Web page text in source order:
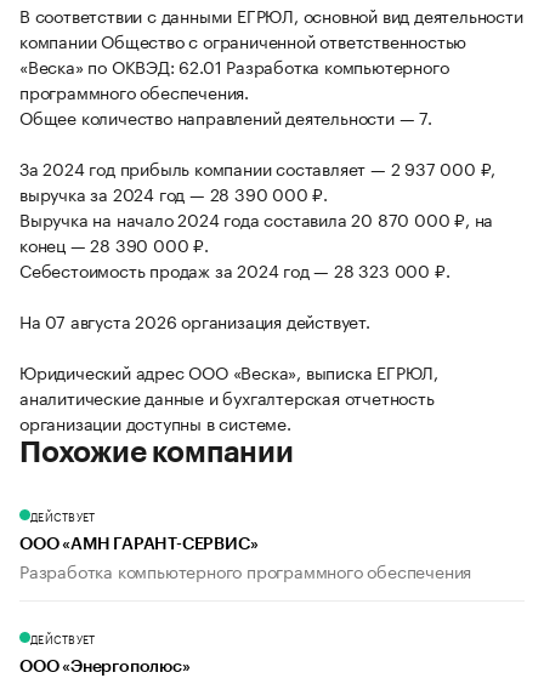
В соответствии с данными ЕГРЮЛ, основной вид деятельности
компании Общество с ограниченной ответственностью
«Веска» по ОКВЭД: 62.01 Разработка компьютерного
программного обеспечения.
Общее количество направлений деятельности — 7.
За 2024 год прибыль компании составляет — 2 937 000 ₽,
выручка за 2024 год — 28 390 000 ₽.
Выручка на начало 2024 года составила 20 870 000 ₽, на
конец — 28 390 000 ₽.
Себестоимость продаж за 2024 год — 28 323 000 ₽.
На 07 августа 2026 организация действует.
Юридический адрес ООО «Веска», выписка ЕГРЮЛ,
аналитические данные и бухгалтерская отчетность
организации доступны в системе.
Похожие компании
ДЕЙСТВУЕТ
ООО «АМН ГАРАНТ-СЕРВИС»
Разработка компьютерного программного обеспечения
ДЕЙСТВУЕТ
ООО «Энергополюс»